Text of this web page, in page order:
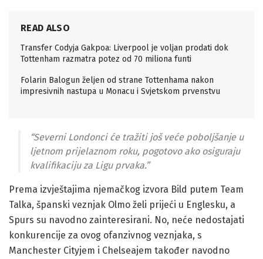
READ ALSO
Transfer Codyja Gakpoa: Liverpool je voljan prodati dok
Tottenham razmatra potez od 70 miliona funti
Folarin Balogun željen od strane Tottenhama nakon
impresivnih nastupa u Monacu i Svjetskom prvenstvu
“Severni Londonci će tražiti još veće poboljšanje u
ljetnom prijelaznom roku, pogotovo ako osiguraju
kvalifikaciju za Ligu prvaka.”
Prema izvještajima njemačkog izvora Bild putem Team
Talka, španski veznjak Olmo želi prijeći u Englesku, a
Spurs su navodno zainteresirani. No, neće nedostajati
konkurencije za ovog ofanzivnog veznjaka, s
Manchester Cityjem i Chelseajem također navodno